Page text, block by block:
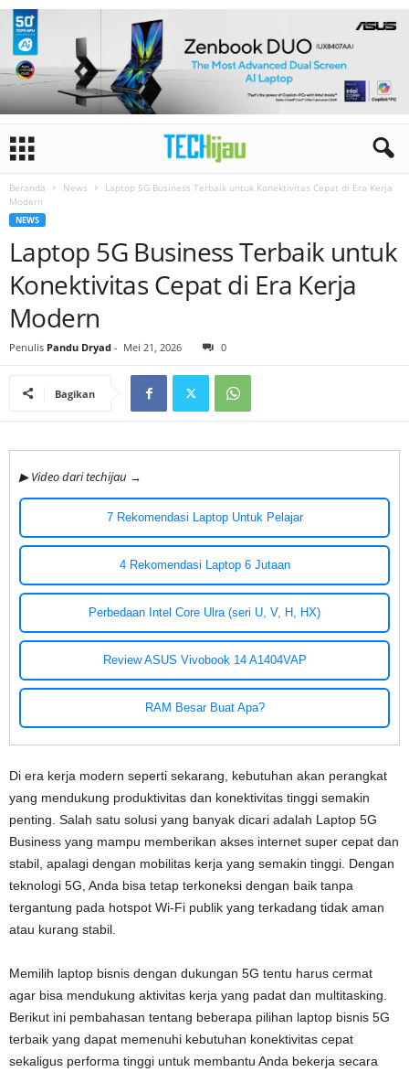
Beranda News
Laptop 5G Business Terbaik untuk Konektivitas Cepat di Era Kerja
Modern
NEWS
Laptop 5G Business Terbaik untuk
Konektivitas Cepat di Era Kerja
Modern
Penulis Pandu Dryad - Mei 21, 2026 0
Bagikan
▶ Video dari techijau →
7 Rekomendasi Laptop Untuk Pelajar
4 Rekomendasi Laptop 6 Jutaan
Perbedaan Intel Core Ulra (seri U, V, H, HX)
Review ASUS Vivobook 14 A1404VAP
RAM Besar Buat Apa?
Di era kerja modern seperti sekarang, kebutuhan akan perangkat
yang mendukung produktivitas dan konektivitas tinggi semakin
penting. Salah satu solusi yang banyak dicari adalah Laptop 5G
Business yang mampu memberikan akses internet super cepat dan
stabil, apalagi dengan mobilitas kerja yang semakin tinggi. Dengan
teknologi 5G, Anda bisa tetap terkoneksi dengan baik tanpa
tergantung pada hotspot Wi-Fi publik yang terkadang tidak aman
atau kurang stabil.
Memilih laptop bisnis dengan dukungan 5G tentu harus cermat
agar bisa mendukung aktivitas kerja yang padat dan multitasking.
Berikut ini pembahasan tentang beberapa pilihan laptop bisnis 5G
terbaik yang dapat memenuhi kebutuhan konektivitas cepat
sekaligus performa tinggi untuk membantu Anda bekerja secara